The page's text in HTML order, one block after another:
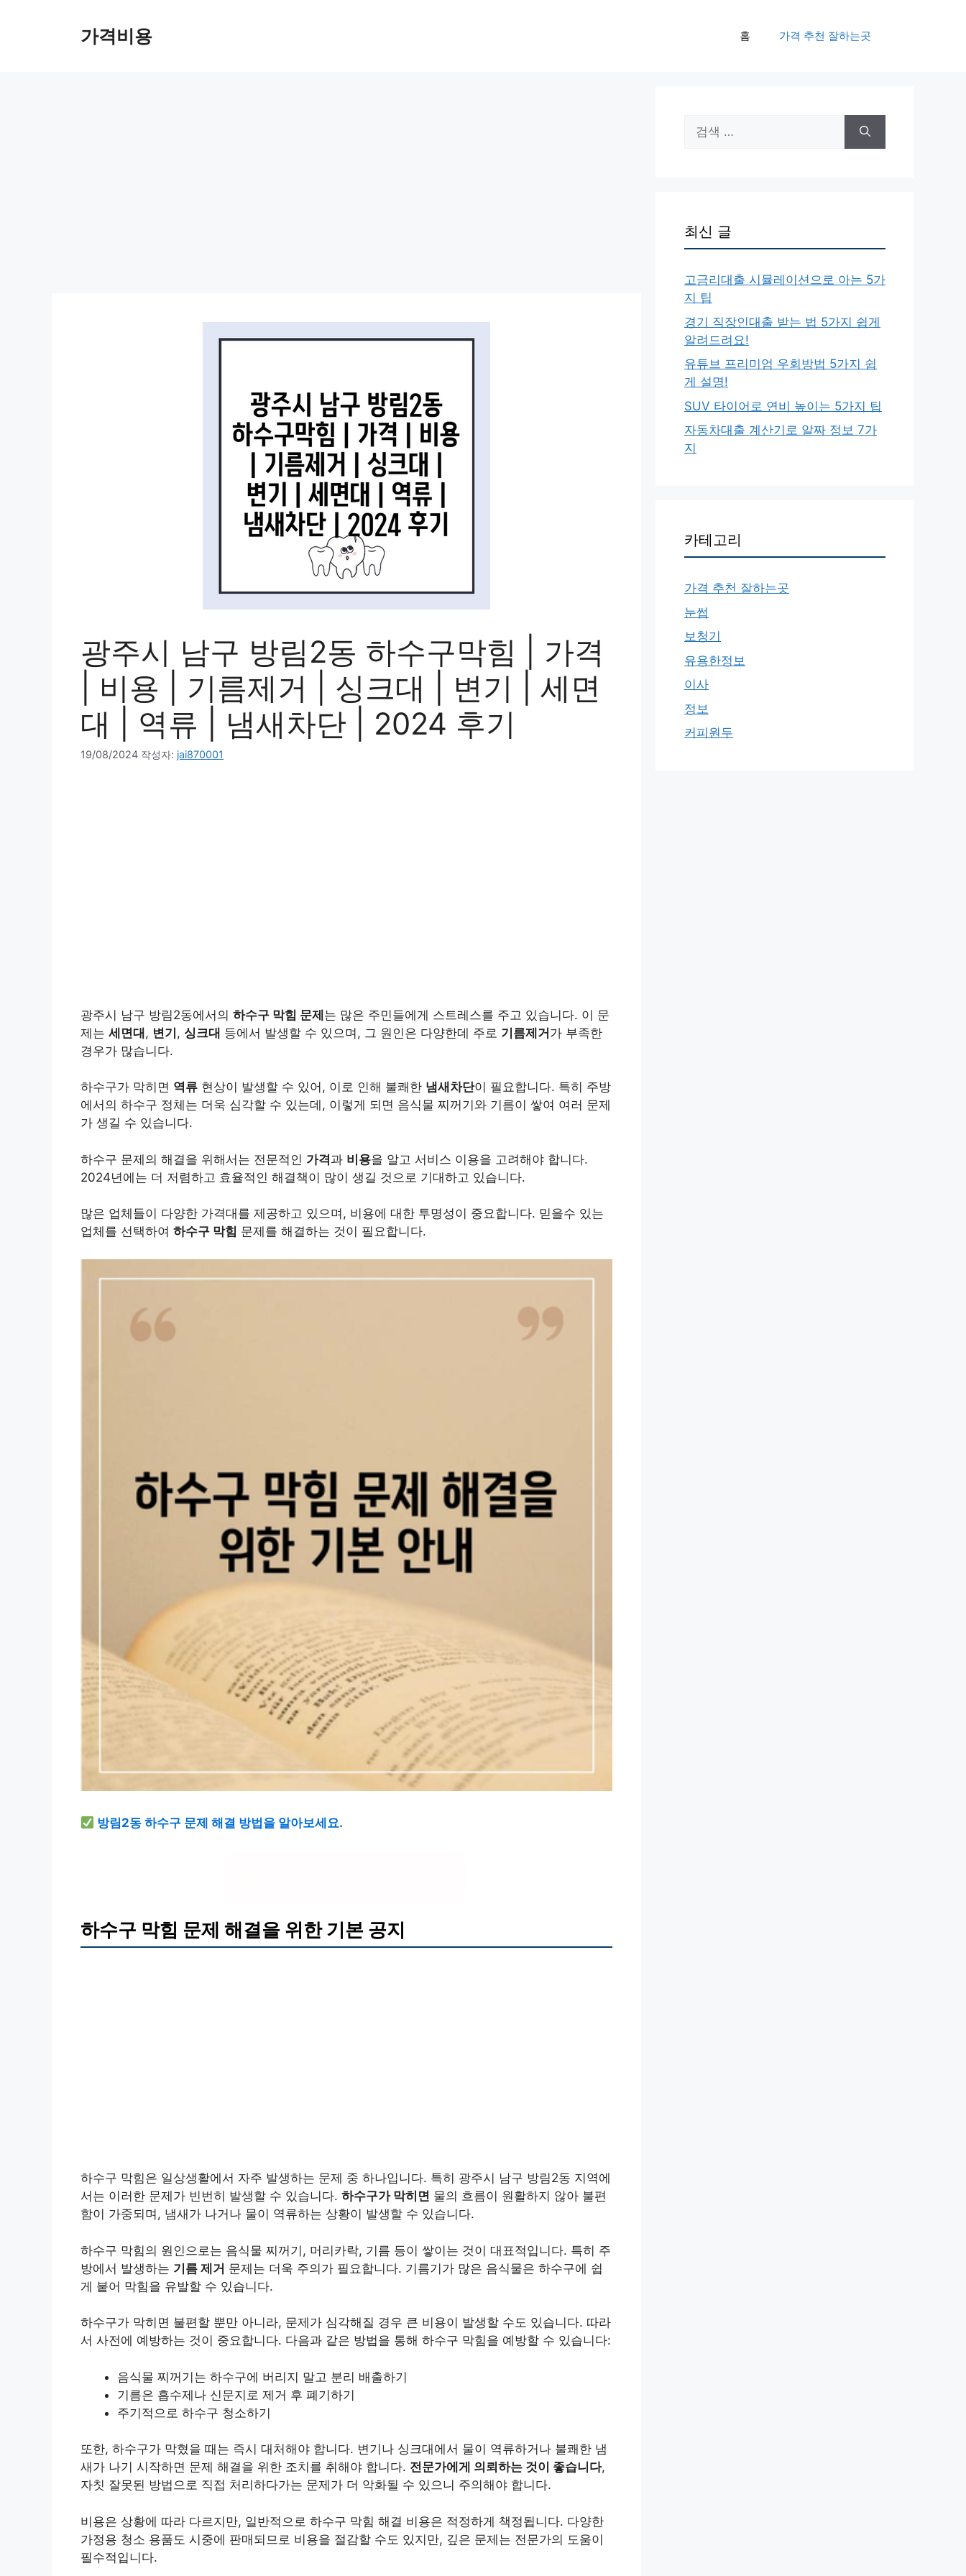
가격비용 홈 가격 추천 잘하는곳
광주시 남구 방림2동 하수구막힘 | 가격
| 비용 | 기름제거 | 싱크대 | 변기 | 세면
대 | 역류 | 냄새차단 | 2024 후기
19/08/2024 작성자: jai870001
광주시 남구 방림2동에서의 하수구 막힘 문제는 많은 주민들에게 스트레스를 주고 있습니다. 이 문
제는 세면대, 변기, 싱크대 등에서 발생할 수 있으며, 그 원인은 다양한데 주로 기름제거가 부족한
경우가 많습니다.
하수구가 막히면 역류 현상이 발생할 수 있어, 이로 인해 불쾌한 냄새차단이 필요합니다. 특히 주방
에서의 하수구 정체는 더욱 심각할 수 있는데, 이렇게 되면 음식물 찌꺼기와 기름이 쌓여 여러 문제
가 생길 수 있습니다.
하수구 문제의 해결을 위해서는 전문적인 가격과 비용을 알고 서비스 이용을 고려해야 합니다.
2024년에는 더 저렴하고 효율적인 해결책이 많이 생길 것으로 기대하고 있습니다.
많은 업체들이 다양한 가격대를 제공하고 있으며, 비용에 대한 투명성이 중요합니다. 믿을수 있는
업체를 선택하여 하수구 막힘 문제를 해결하는 것이 필요합니다.
방림2동 하수구 문제 해결 방법을 알아보세요.
하수구 막힘 문제 해결을 위한 기본 공지
하수구 막힘은 일상생활에서 자주 발생하는 문제 중 하나입니다. 특히 광주시 남구 방림2동 지역에
서는 이러한 문제가 빈번히 발생할 수 있습니다. 하수구가 막히면 물의 흐름이 원활하지 않아 불편
함이 가중되며, 냄새가 나거나 물이 역류하는 상황이 발생할 수 있습니다.
하수구 막힘의 원인으로는 음식물 찌꺼기, 머리카락, 기름 등이 쌓이는 것이 대표적입니다. 특히 주
방에서 발생하는 기름 제거 문제는 더욱 주의가 필요합니다. 기름기가 많은 음식물은 하수구에 쉽
게 붙어 막힘을 유발할 수 있습니다.
하수구가 막히면 불편할 뿐만 아니라, 문제가 심각해질 경우 큰 비용이 발생할 수도 있습니다. 따라
서 사전에 예방하는 것이 중요합니다. 다음과 같은 방법을 통해 하수구 막힘을 예방할 수 있습니다:
음식물 찌꺼기는 하수구에 버리지 말고 분리 배출하기
기름은 흡수제나 신문지로 제거 후 폐기하기
주기적으로 하수구 청소하기
또한, 하수구가 막혔을 때는 즉시 대처해야 합니다. 변기나 싱크대에서 물이 역류하거나 불쾌한 냄
새가 나기 시작하면 문제 해결을 위한 조치를 취해야 합니다. 전문가에게 의뢰하는 것이 좋습니다,
자칫 잘못된 방법으로 직접 처리하다가는 문제가 더 악화될 수 있으니 주의해야 합니다.
비용은 상황에 따라 다르지만, 일반적으로 하수구 막힘 해결 비용은 적정하게 책정됩니다. 다양한
가정용 청소 용품도 시중에 판매되므로 비용을 절감할 수도 있지만, 깊은 문제는 전문가의 도움이
필수적입니다.
색:
최신 글
고금리대출 시뮬레이션으로 아는 5가
지 팁
경기 직장인대출 받는 법 5가지 쉽게
알려드려요!
유튜브 프리미엄 우회방법 5가지 쉽
게 설명!
SUV 타이어로 연비 높이는 5가지 팁
자동차대출 계산기로 알짜 정보 7가
지
카테고리
가격 추천 잘하는곳
눈썹
보청기
유용한정보
이사
정보
커피원두